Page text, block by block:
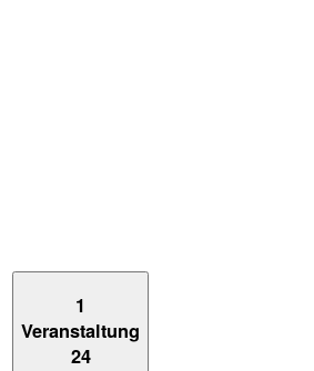
1
Veranstaltung
24